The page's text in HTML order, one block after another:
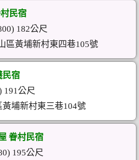
民宿
182公尺
區黃埔新村東四巷105號
民宿
191公尺
埔新村東三巷104號
眷村民宿
195公尺